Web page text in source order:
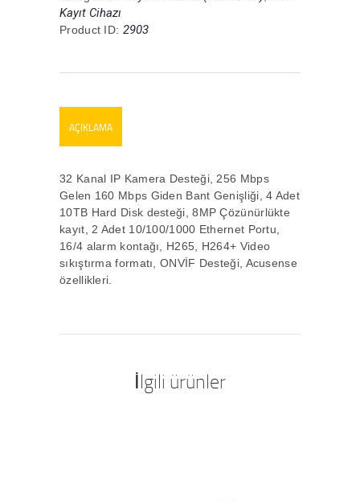
Kayıt Cihazı
Product ID: 2903
AÇIKLAMA
32 Kanal IP Kamera Desteği, 256 Mbps
Gelen 160 Mbps Giden Bant Genişliği, 4 Adet
10TB Hard Disk desteği, 8MP Çözünürlükte
kayıt, 2 Adet 10/100/1000 Ethernet Portu,
16/4 alarm kontağı, H265, H264+ Video
sıkıştırma formatı, ONVİF Desteği, Acusense
özellikleri.
İlgili ürünler